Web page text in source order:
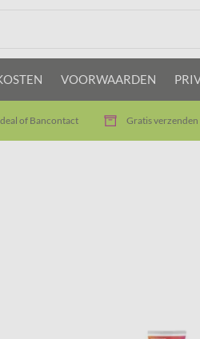
VOORWAARDEN
of Bancontact Gratis